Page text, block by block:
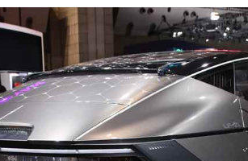
ボルボ
ジープ
BYD
その他
国産車 レクサス